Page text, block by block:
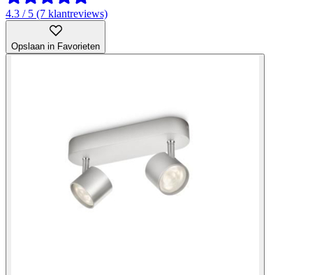
4.3 / 5 (7 klantreviews)
Opslaan in Favorieten